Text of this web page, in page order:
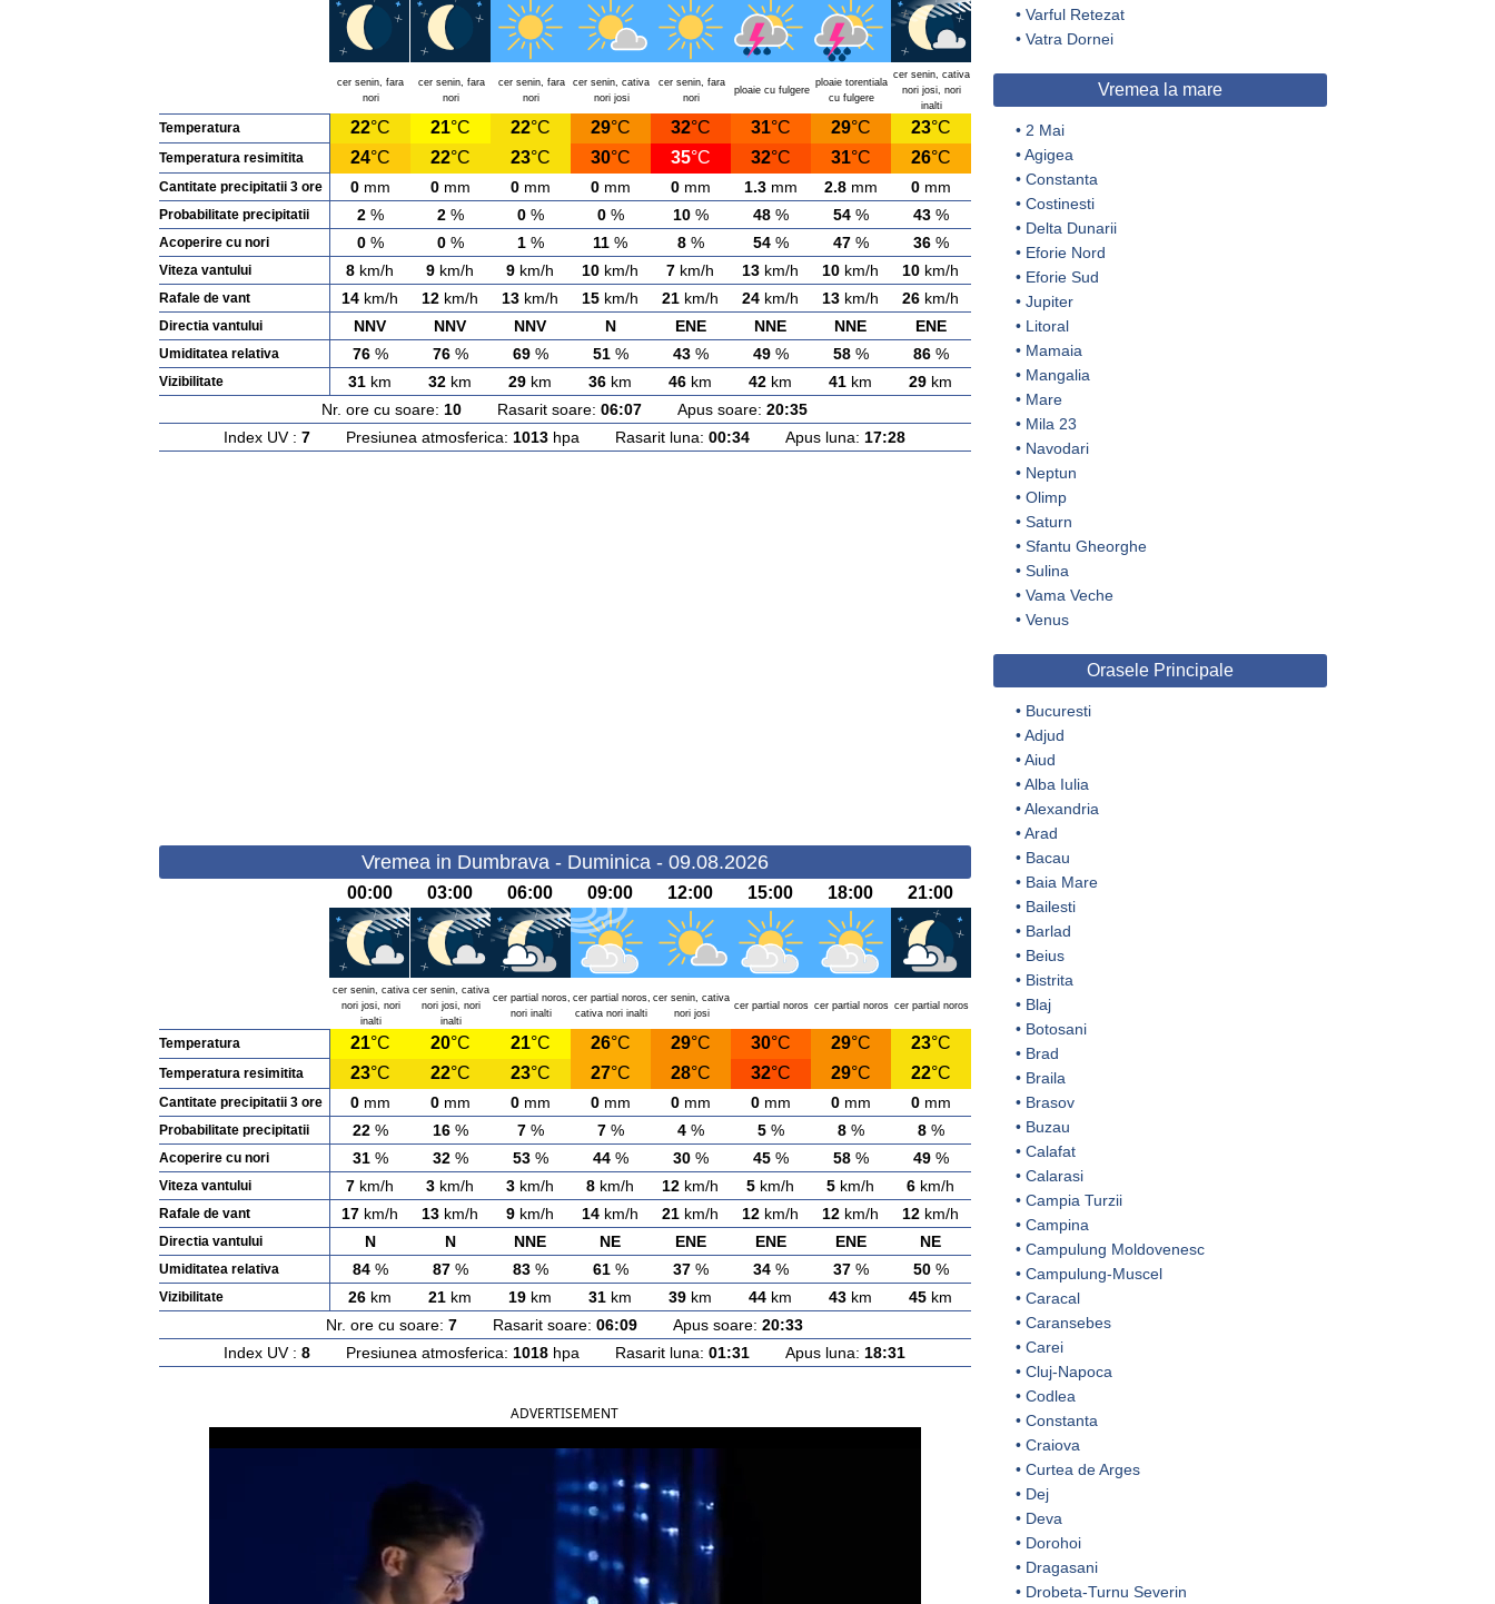
cer senin, fara
nori
cer senin, fara
nori
cer senin, fara
nori
cer senin, cativa
nori josi
cer senin, fara
nori
ploaie cu fulgere
ploaie torentiala
cu fulgere
cer senin, cativa
nori josi, nori
inalti
Temperatura 22°C 21°C 22°C 29°C 32°C 31°C 29°C 23°C
Temperatura resimitita 24°C 22°C 23°C 30°C 35°C 32°C 31°C 26°C
Cantitate precipitatii 3 ore 0mm 0mm 0mm 0mm 0mm 1.3mm 2.8mm 0mm
Probabilitate precipitatii 2% 2% 0% 0% 10% 48% 54% 43%
Acoperire cu nori 0% 0% 1% 11 % 8% 54% 47% 36%
Viteza vantului 8 km/h 9 km/h 9 km/h 10 km/h 7 km/h 13 km/h 10 km/h 10 km/h
Rafale de vant 14 km/h 12 km/h 13 km/h 15 km/h 21 km/h 24 km/h 13 km/h 26 km/h
Directia vantului NNV NNV NNV N ENE NNE NNE ENE
Umiditatea relativa 76% 76% 69% 51% 43% 49% 58% 86%
Vizibilitate 31 km 32 km 29 km 36 km 46 km 42 km 41 km 29 km
Nr. ore cu soare: 10 Rasarit soare: 06:07 Apus soare: 20:35
Index UV : 7 Presiunea atmosferica: 1013 hpa Rasarit luna: 00:34 Apus luna: 17:28
Vremea in Dumbrava - Duminica - 09.08.2026
00:00 03:00 06:00 09:00 12:00 15:00 18:00 21:00
cer senin, cativa
nori josi, nori
inalti
cer senin, cativa
nori josi, nori
inalti
cer partial noros,
nori inalti
cer partial noros,
cativa nori inalti
cer senin, cativa
nori josi
cer partial noros cer partial noros cer partial noros
Temperatura 21°C 20°C 21°C 26°C 29°C 30°C 29°C 23°C
Temperatura resimitita 23°C 22°C 23°C 27°C 28°C 32°C 29°C 22°C
Cantitate precipitatii 3 ore 0mm 0mm 0mm 0mm 0mm 0mm 0mm 0mm
Probabilitate precipitatii 22% 16% 7% 7% 4% 5% 8% 8%
Acoperire cu nori 31% 32% 53% 44% 30% 45% 58% 49%
Viteza vantului 7 km/h 3 km/h 3 km/h 8 km/h 12 km/h 5 km/h 5 km/h 6 km/h
Rafale de vant 17 km/h 13 km/h 9 km/h 14 km/h 21 km/h 12 km/h 12 km/h 12 km/h
Directia vantului N N NNE NE ENE ENE ENE NE
Umiditatea relativa 84% 87% 83% 61% 37% 34% 37% 50%
Vizibilitate 26 km 21 km 19 km 31 km 39 km 44 km 43 km 45 km
Nr. ore cu soare: 7 Rasarit soare: 06:09 Apus soare: 20:33
Index UV : 8 Presiunea atmosferica: 1018 hpa Rasarit luna: 01:31 Apus luna: 18:31
ADVERTISEMENT
• Varful Retezat
• Vatra Dornei
Vremea la mare
• 2 Mai
•Agigea
• Constanta
• Costinesti
• Delta Dunarii
• Eforie Nord
• Eforie Sud
• Jupiter
• Litoral
• Mamaia
• Mangalia
• Mare
• Mila 23
• Navodari
• Neptun
• Olimp
• Saturn
• Sfantu Gheorghe
• Sulina
• Vama Veche
• Venus
Orasele Principale
• Bucuresti
•Adjud
•Aiud
•Alba Iulia
•Alexandria
•Arad
• Bacau
• Baia Mare
• Bailesti
• Barlad
• Beius
• Bistrita
• Blaj
• Botosani
• Brad
• Braila
• Brasov
• Buzau
• Calafat
• Calarasi
• Campia Turzii
• Campina
• Campulung Moldovenesc
• Campulung-Muscel
• Caracal
• Caransebes
• Carei
• Cluj-Napoca
• Codlea
• Constanta
• Craiova
• Curtea de Arges
• Dej
• Deva
• Dorohoi
• Dragasani
• Drobeta-Turnu Severin